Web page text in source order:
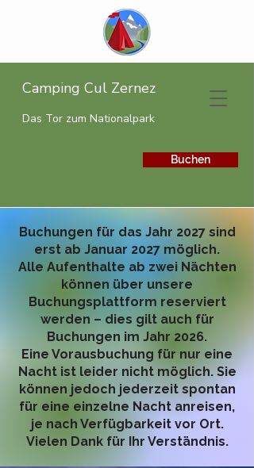
Camping Cul Zernez
Das Tor zum Nationalpark
Buchen
Buchungen für das Jahr 2027 sind
erst ab Januar 2027 möglich.
Alle Aufenthalte ab zwei Nächten
können über unsere
Buchungsplattform reserviert
werden – dies gilt auch für
Buchungen im Jahr 2026.
Eine Vorausbuchung für nur eine
Nacht ist leider nicht möglich. Sie
können jedoch jederzeit spontan
für eine einzelne Nacht anreisen,
je nach Verfügbarkeit vor Ort.
Vielen Dank für Ihr Verständnis.